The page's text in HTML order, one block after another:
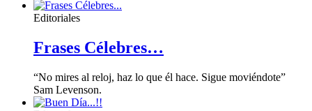
Editoriales
Frases Célebres…
“No mires al reloj, haz lo que él hace. Sigue moviéndote”
Sam Levenson.